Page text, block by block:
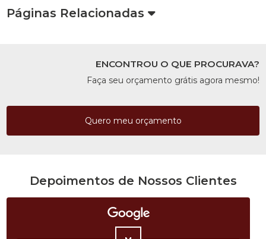
Páginas Relacionadas
ENCONTROU O QUE PROCURAVA?
Faça seu orçamento grátis agora mesmo!
Quero meu orçamento
Depoimentos de Nossos Clientes